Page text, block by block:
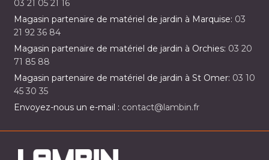
03 21 05 21 16
Magasin partenaire de matériel de jardin à Marquise: 03
21 92 36 84
Magasin partenaire de matériel de jardin à Orchies: 03 20
71 85 88
Magasin partenaire de matériel de jardin à St Omer: 03 10
45 30 35
Envoyez-nous un e-mail : contact@lambin.fr